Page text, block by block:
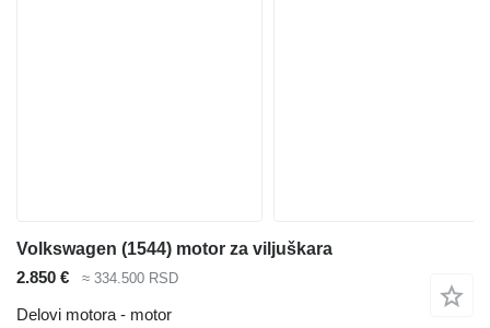
Volkswagen (1544) motor za viljuškara
2.850 €
≈ 334.500 RSD
Delovi motora - motor